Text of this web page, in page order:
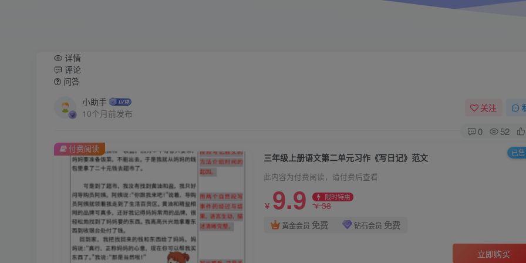
详情
评论
问答
小助手
10个月前发布
关注
0 52
三年级上册语文第二单元习作《写日记》范文
此内容为付费阅读，请付费后查看
￥ 9.9 限时特惠
￥38
黄金会员 免费 钻石会员 免费
立即购买
付费阅读 已